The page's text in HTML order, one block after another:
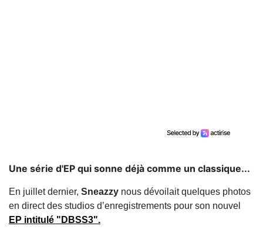
Une série d'EP qui sonne déjà comme un classique...
En juillet dernier, Sneazzy nous dévoilait quelques photos
en direct des studios d’enregistrements pour son nouvel
EP intitulé "DBSS3".